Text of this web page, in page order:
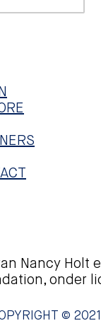
Nancy Holt
onder
©